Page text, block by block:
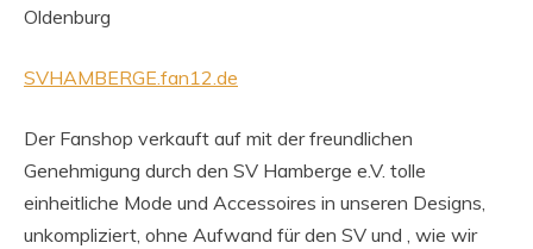
Oldenburg
SVHAMBERGE.fan12.de
Der Fanshop verkauft auf mit der freundlichen
Genehmigung durch den SV Hamberge e.V. tolle
einheitliche Mode und Accessoires in unseren Designs,
unkompliziert, ohne Aufwand für den SV und , wie wir